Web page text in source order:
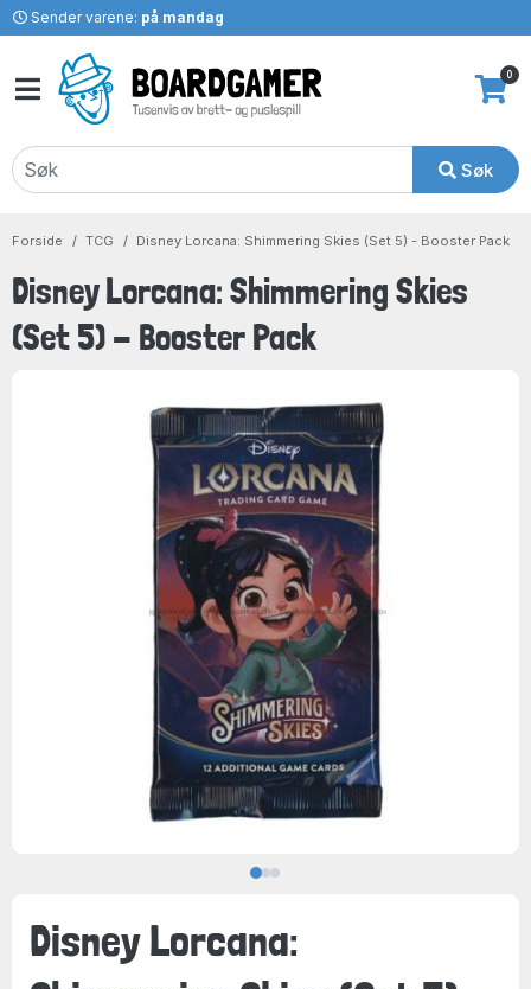
Sender varene: på mandag
Søk
0
Forside TCG Disney Lorcana: Shimmering Skies (Set 5) - Booster Pack
Disney Lorcana: Shimmering Skies
(Set 5) - Booster Pack
Disney Lorcana: